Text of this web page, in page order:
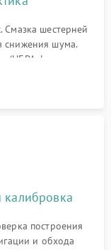
Смазка шестерней
снижения шума.
фильтров,
разъемов и
калибровка
построения
и обхода